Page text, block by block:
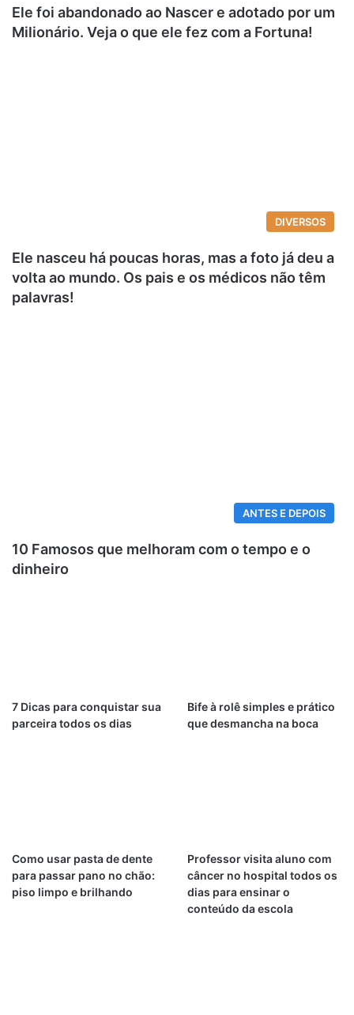
Ele foi abandonado ao Nascer e adotado por um
Milionário. Veja o que ele fez com a Fortuna!
DIVERSOS
Ele nasceu há poucas horas, mas a foto já deu a
volta ao mundo. Os pais e os médicos não têm
palavras!
ANTES E DEPOIS
10 Famosos que melhoram com o tempo e o
dinheiro
7 Dicas para conquistar sua
parceira todos os dias
Bife à rolê simples e prático
que desmancha na boca
Como usar pasta de dente
para passar pano no chão:
piso limpo e brilhando
Professor visita aluno com
câncer no hospital todos os
dias para ensinar o
conteúdo da escola